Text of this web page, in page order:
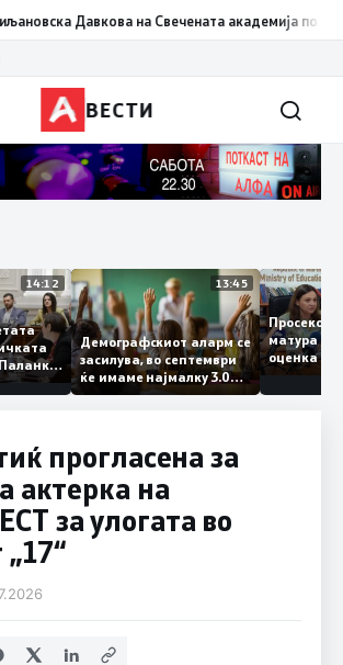
Давкова на Свечената академија по повод
ВЕСТИ
14:12
Паланка
на
13:45
Демографскиот аларм се
засилува, во септември
ќе имаме најмалку 3.000
првачиња помалку
матура
оценка
прогласена за
актерка на
за улогата во